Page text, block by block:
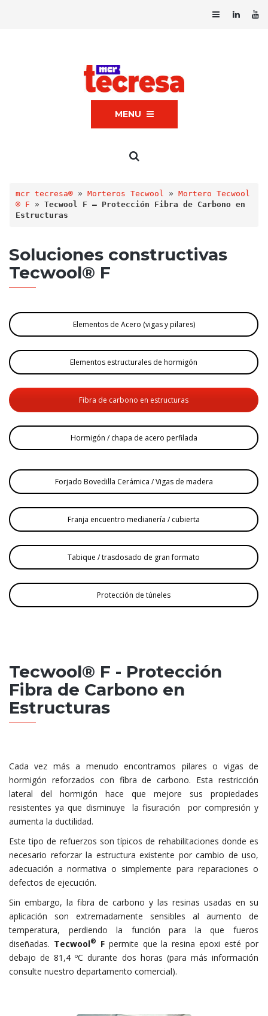
MENU
mcr tecresa® » Morteros Tecwool » Mortero Tecwool
® F » Tecwool F – Protección Fibra de Carbono en
Estructuras
Soluciones constructivas
Tecwool® F
Elementos de Acero (vigas y pilares)
Elementos estructurales de hormigón
Fibra de carbono en estructuras
Hormigón / chapa de acero perfilada
Forjado Bovedilla Cerámica / Vigas de madera
Franja encuentro medianería / cubierta
Tabique / trasdosado de gran formato
Protección de túneles
Tecwool® F - Protección
Fibra de Carbono en
Estructuras
Cada vez más a menudo encontramos pilares o vigas de
hormigón reforzados con fibra de carbono. Esta restricción
lateral del hormigón hace que mejore sus propiedades
resistentes ya que disminuye la fisuración por compresión y
aumenta la ductilidad.
Este tipo de refuerzos son típicos de rehabilitaciones donde es
necesario reforzar la estructura existente por cambio de uso,
adecuación a normativa o simplemente para reparaciones o
defectos de ejecución.
Sin embargo, la fibra de carbono y las resinas usadas en su
aplicación son extremadamente sensibles al aumento de
temperatura, perdiendo la función para la que fueros
diseñadas. Tecwool® Fpermite que la resina epoxi esté por
debajo de 81,4 ºC durante dos horas (para más información
consulte nuestro departamento comercial).